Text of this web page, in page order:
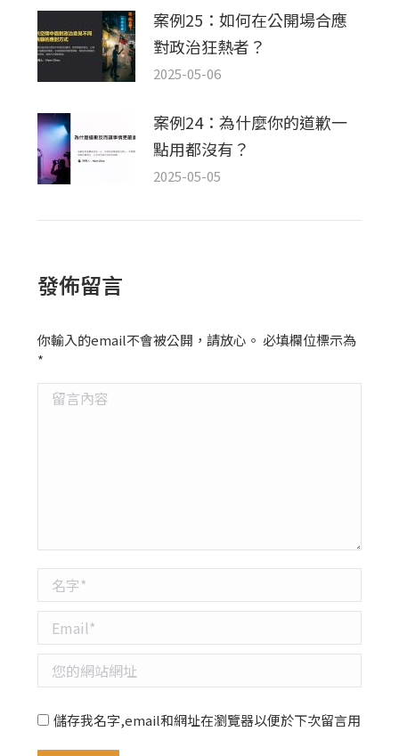
案例25：如何在公開場合應
對政治狂熱者？
2025-05-06
案例24：為什麼你的道歉一
點用都沒有？
2025-05-05
發佈留言
你輸入的email不會被公開，請放心。 必填欄位標示為
*
留言內容
名字 *
Email *
您的網站網址
儲存我名字,email和網址在瀏覽器以便於下次留言用